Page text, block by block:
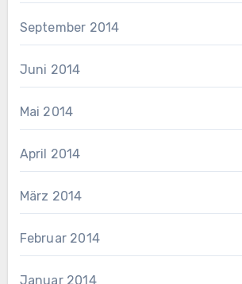
September 2014
Juni 2014
Mai 2014
April 2014
März 2014
Februar 2014
Januar 2014